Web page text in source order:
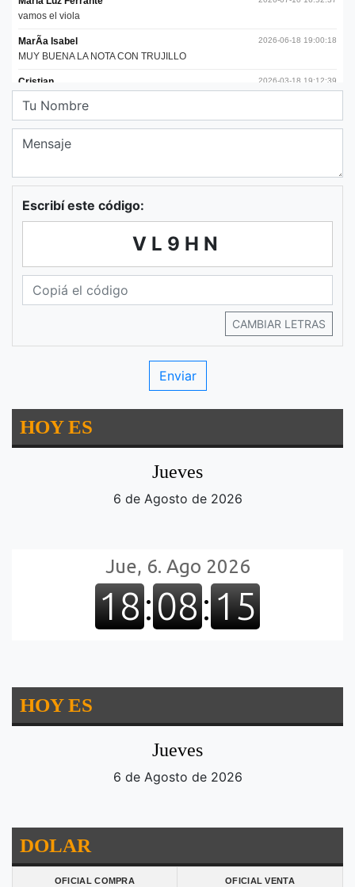
Escribí este código:
VL9HN
CAMBIAR LETRAS
HOY ES
Jueves
6 de Agosto de 2026
HOY ES
Jueves
6 de Agosto de 2026
DOLAR
OFICIAL COMPRA OFICIAL VENTA